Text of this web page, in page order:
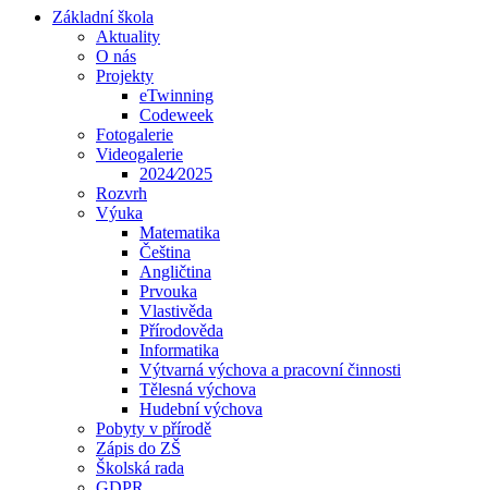
Základní škola
Aktuality
O nás
Projekty
eTwinning
Codeweek
Fotogalerie
Videogalerie
2024⁄2025
Rozvrh
Výuka
Matematika
Čeština
Angličtina
Prvouka
Vlastivěda
Přírodověda
Informatika
Výtvarná výchova a pracovní činnosti
Tělesná výchova
Hudební výchova
Pobyty v přírodě
Zápis do ZŠ
Školská rada